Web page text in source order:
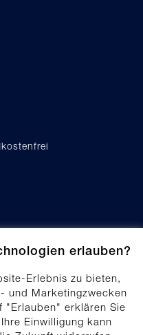
erlauben?
Erlebnis zu bieten,
und Marketingzwecken
"Erlauben" erklären Sie
Einwilligung kann